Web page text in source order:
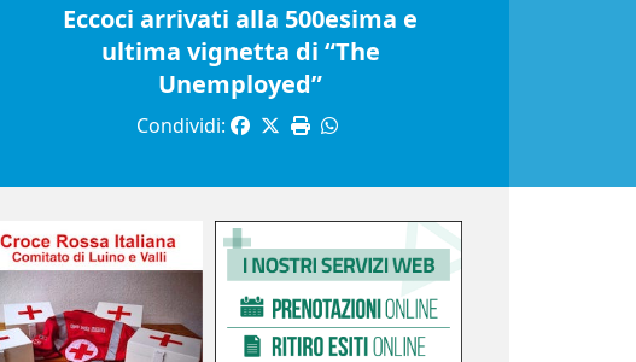
Eccoci arrivati alla 500esima e
ultima vignetta di “The
Unemployed”
Condividi: